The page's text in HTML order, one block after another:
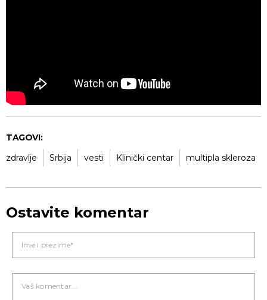
TAGOVI:
zdravlje
Srbija vesti Klinički centar multipla skleroza
Ostavite komentar